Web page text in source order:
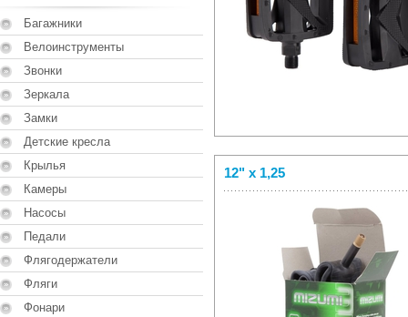
Багажники
Велоинструменты
Звонки
Зеркала
Замки
Детские кресла
Крылья
Камеры
Насосы
Педали
Флягодержатели
Фляги
Фонари
12" x 1,25